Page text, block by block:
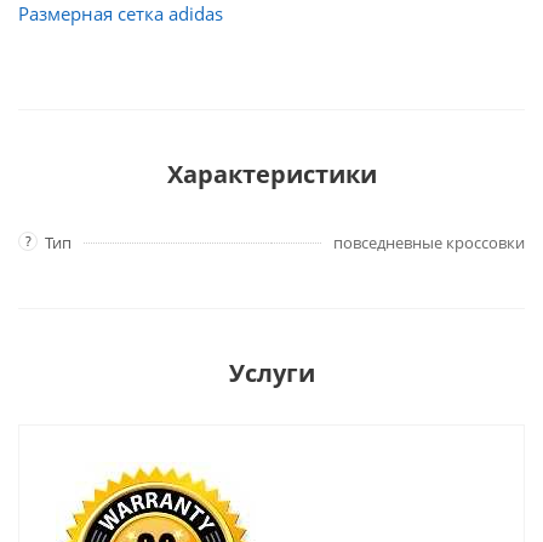
Размерная сетка adidas
Характеристики
? Тип повседневные кроссовки
Услуги